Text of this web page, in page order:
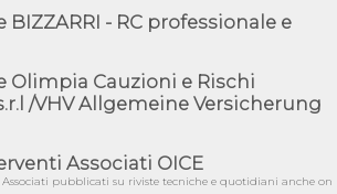
e PNRR è legge: approvata oggi la
sul DDL di riforma della responsabilità
la Relazione illustrativa al Bando tipo
DATE: Assemblea Pubblica Confindustria
BIZZARRI - RC professionale e
Olimpia Cauzioni e Rischi
/VHV Allgemeine Versicherung
Associati OICE
pubblicati su riviste tecniche e quotidiani anche on